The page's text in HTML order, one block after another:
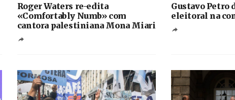
Roger Waters re-edita
«Comfortably Numb» com
cantora palestiniana Mona Miari
Gustavo Petro
eleitoral na